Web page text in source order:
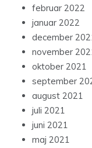
februar 2022
januar 2022
december
november
oktober 2021
september
august 2021
juli 2021
juni 2021
maj 2021